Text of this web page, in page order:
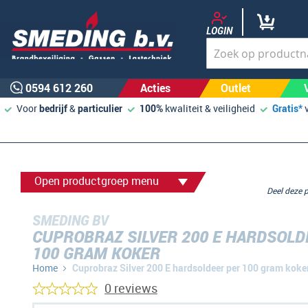
LOGIN
0594 612 260 Acties Outlet
Voorbedrijf&particulier 100% kwaliteit & veiligheid Gratis*
Open productgroep menu
SMEDING BV
CUPROBRAZ SILVER 200 E
100 GRAM KOKER
Home Cuprobraz Silver 200 E hardsoldeer per 100 gram
Deel
0 reviews